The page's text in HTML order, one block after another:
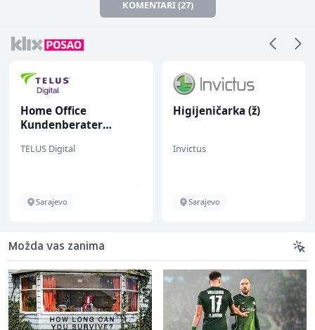
KOMENTARI (27)
Home Office
Kundenberater
TELUS Digital
Sarajevo
Higijeničarka (ž)
Invictus
Sarajevo
Možda vas zanima